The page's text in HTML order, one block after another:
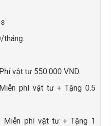
tháng.
vật tư 550.000 VND.
phí vật tư + Tặng 0.5
Miễn phí vật tư + Tặng 1